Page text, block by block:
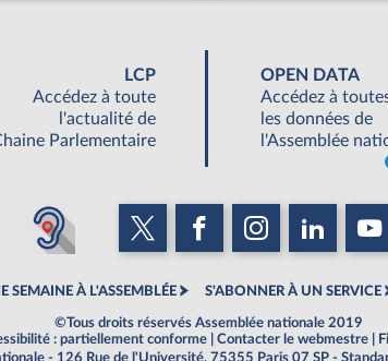
LCP
Accédez à toute
l'actualité de
Parlementaire
OPEN DATA
Accédez à
les données de
l'Assemblée
SEMAINE À L'ASSEMBLÉE S'ABONNER À UN SERVICE
©Tous droits réservés Assemblée nationale 2019
: partiellement conforme Contacter le webmestre
- 126 Rue de l'Université, 75355 Paris 07 SP -